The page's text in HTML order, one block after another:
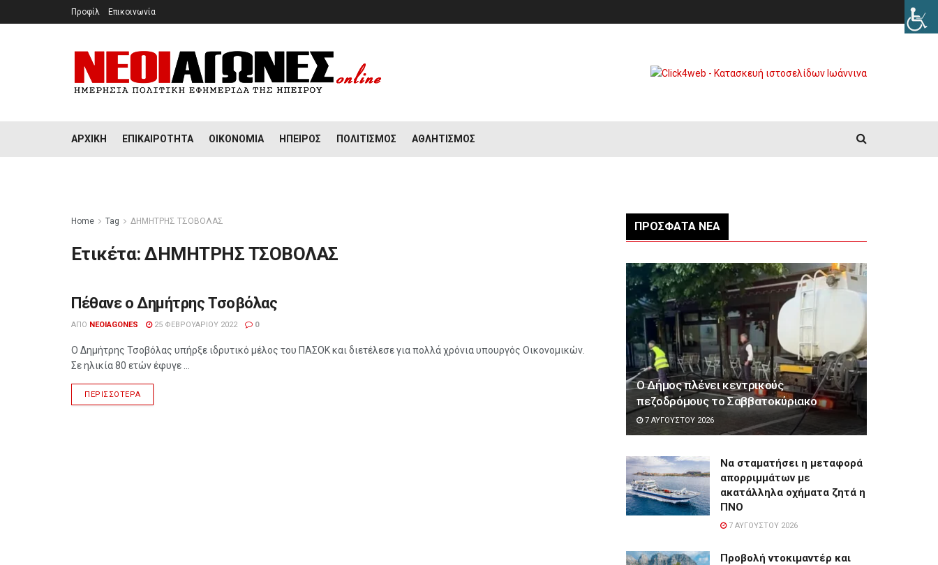
Προφίλ Επικοινωνία
ΑΡΧΙΚΉ ΕΠΙΚΑΙΡΌΤΗΤΑ ΟΙΚΟΝΟΜΊΑ ΉΠΕΙΡΟΣ ΠΟΛΙΤΙΣΜΌΣ ΑΘΛΗΤΙΣΜΌΣ
Home Tag ΔΗΜΗΤΡΗΣ ΤΣΟΒΟΛΑΣ
Ετικέτα:ΔΗΜΗΤΡΗΣ ΤΣΟΒΟΛΑΣ
ΕΠΙΚΑΙΡΌΤΗΤΑ
Πέθανε ο Δημήτρης Τσοβόλας
ΑΠΌ NEOIAGONES 25 ΦΕΒΡΟΥΑΡΊΟΥ 2022 0
Ο Δημήτρης Τσοβόλας υπήρξε ιδρυτικό μέλος του ΠΑΣΟΚ και διετέλεσε για πολλά χρόνια υπουργός Οικονομικών.
Σε ηλικία 80 ετών έφυγε ...
ΠΕΡΙΣΣΌΤΕΡΑ
ΠΡΌΣΦΑΤΑ ΝΈΑ
Ο Δήμος πλένει κεντρικούς
πεζοδρόμους το Σαββατοκύριακο
7 ΑΥΓΟΎΣΤΟΥ 2026
Να σταματήσει η μεταφορά
απορριμμάτων με
ακατάλληλα οχήματα ζητά η
ΠΝΟ
7 ΑΥΓΟΎΣΤΟΥ 2026
Προβολή ντοκιμαντέρ και